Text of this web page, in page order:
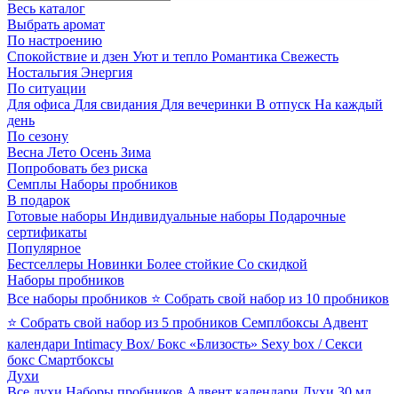
Весь каталог
Выбрать аромат
По настроению
Спокойствие и дзен Уют и тепло Романтика Свежесть
Ностальгия Энергия
По ситуации
Для офиса Для свидания Для вечеринки В отпуск На каждый
день
По сезону
Весна Лето Осень Зима
Попробовать без риска
Семплы Наборы пробников
В подарок
Готовые наборы Индивидуальные наборы Подарочные
сертификаты
Популярное
Бестселлеры Новинки Более стойкие Со скидкой
Наборы пробников
Все наборы пробников ⭐ Собрать свой набор из 10 пробников
⭐ Собрать свой набор из 5 пробников Семплбоксы Адвент
календари Intimacy Box/ Бокс «Близость» Sexy box / Секси
бокс Смартбоксы
Духи